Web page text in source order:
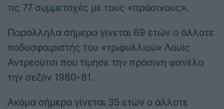
τις 77 συμμετοχές με τους «πράσινους».
Παράλληλα σήμερα γίνεται 69 ετών ο άλλοτε
ποδοσφαιριστής του «τριφυλλιού» Λουίς
Αντρεούτσι που τίμησε την πράσινη φανέλα
την σεζόν 1980-81.
Ακόμα σήμερα γίνεται 35 ετών ο άλλοτε